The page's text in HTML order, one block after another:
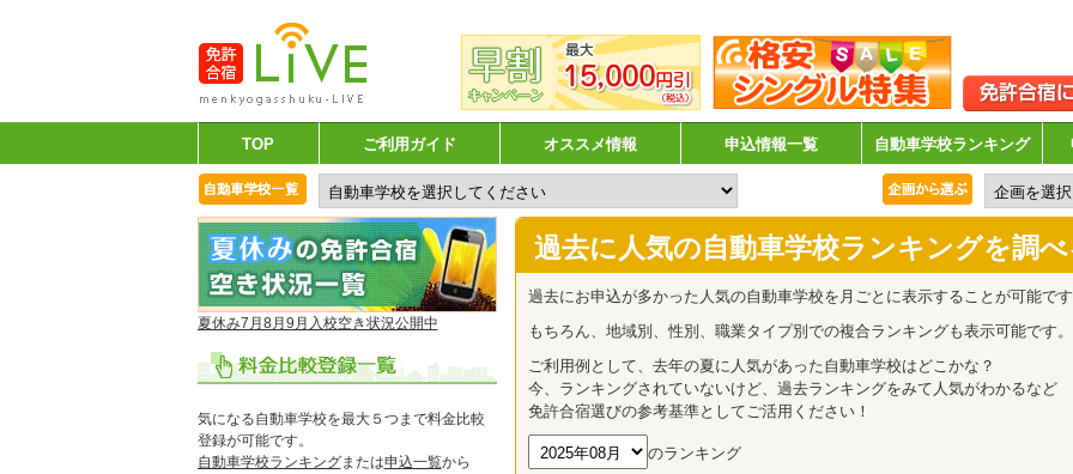
TOP ご利用ガイド オススメ情報 申込情報一覧 自動車学校ランキング
夏休み7月8月9月入校空き状況公開中
気になる自動車学校を最大５つまで料金比較
登録が可能です。
自動車学校ランキングまたは申込一覧から
過去に人気の自動車学校ランキングを調
過去にお申込が多かった人気の自動車学校を月ごとに表示することが可能で
もちろん、地域別、性別、職業タイプ別での複合ランキングも表示可能です。
ご利用例として、去年の夏に人気があった自動車学校はどこかな？
今、ランキングされていないけど、過去ランキングをみて人気がわかるなど
免許合宿選びの参考基準としてご活用ください！
のランキング